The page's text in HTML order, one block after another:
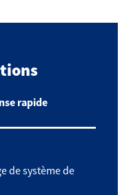
rapide
de système de